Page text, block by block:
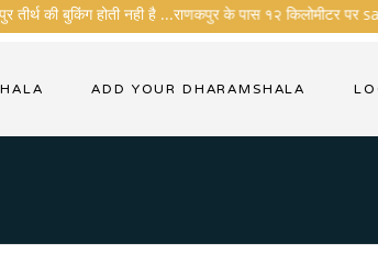
तीर्थ की बुकिंग होती नही है ...राणकपुर के पास १२ किलोमीटर पर
ADD YOUR DHARAMSHALA